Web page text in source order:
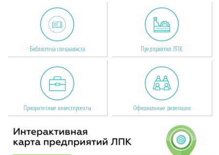
Библиотека специалиста Предприятия ЛПК
Приоритетные инвестпроекты Официальные делегации